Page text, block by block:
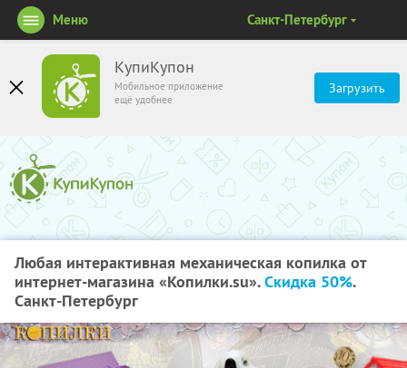
КупиКупон
Мобильное приложение
ещё удобнее
Загрузить
Меню Санкт-Петербург
Любая интерактивная механическая копилка от
интернет-магазина «Копилки.su».Скидка 50%.
Санкт-Петербург